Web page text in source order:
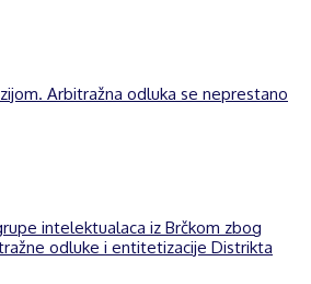
Arbitražna odluka se neprestano
intelektualaca iz Brčkom zbog
odluke i entitetizacije Distrikta